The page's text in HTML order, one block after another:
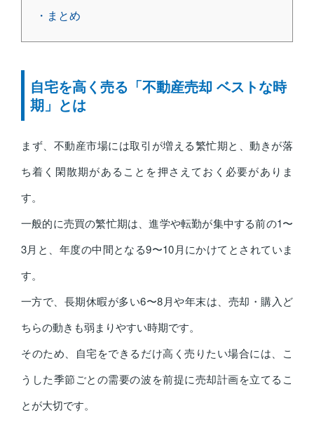
・まとめ
自宅を高く売る「不動産売却 ベストな時
期」とは
まず、不動産市場には取引が増える繁忙期と、動きが落
ち着く閑散期があることを押さえておく必要がありま
す。
一般的に売買の繁忙期は、進学や転勤が集中する前の1〜
3月と、年度の中間となる9〜10月にかけてとされていま
す。
一方で、長期休暇が多い6〜8月や年末は、売却・購入ど
ちらの動きも弱まりやすい時期です。
そのため、自宅をできるだけ高く売りたい場合には、こ
うした季節ごとの需要の波を前提に売却計画を立てるこ
とが大切です。